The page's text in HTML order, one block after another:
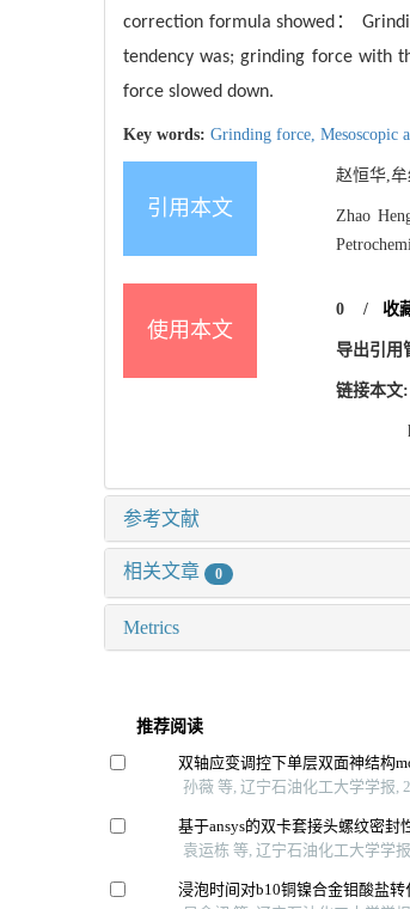
correction formula showed ：
tendency was; grinding force with
force slowed down.
Key words: Grinding force, Mesoscopic
引用本文
赵恒华,
Zhao
使用本文
0 / 收
导出引用
链接本文:
参考文献
相关文章 0
Metrics
推荐阅读
双轴应变调控下单层双面神结构
孙薇 等, 辽宁石油化工大学学报,
基于ansys的双卡套接头螺纹密封
袁运栋 等, 辽宁石油化工大学学
浸泡时间对b10铜镍合金钼酸盐